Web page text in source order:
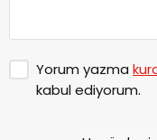
Yorum yazma
kabul ediyorum.